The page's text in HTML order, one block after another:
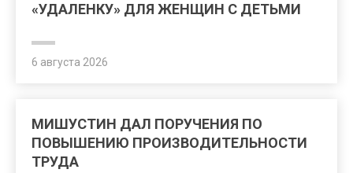
«УДАЛЕНКУ» ДЛЯ ЖЕНЩИН С ДЕТЬМИ
6 августа 2026
МИШУСТИН ДАЛ ПОРУЧЕНИЯ ПО
ПОВЫШЕНИЮ ПРОИЗВОДИТЕЛЬНОСТИ
ТРУДА